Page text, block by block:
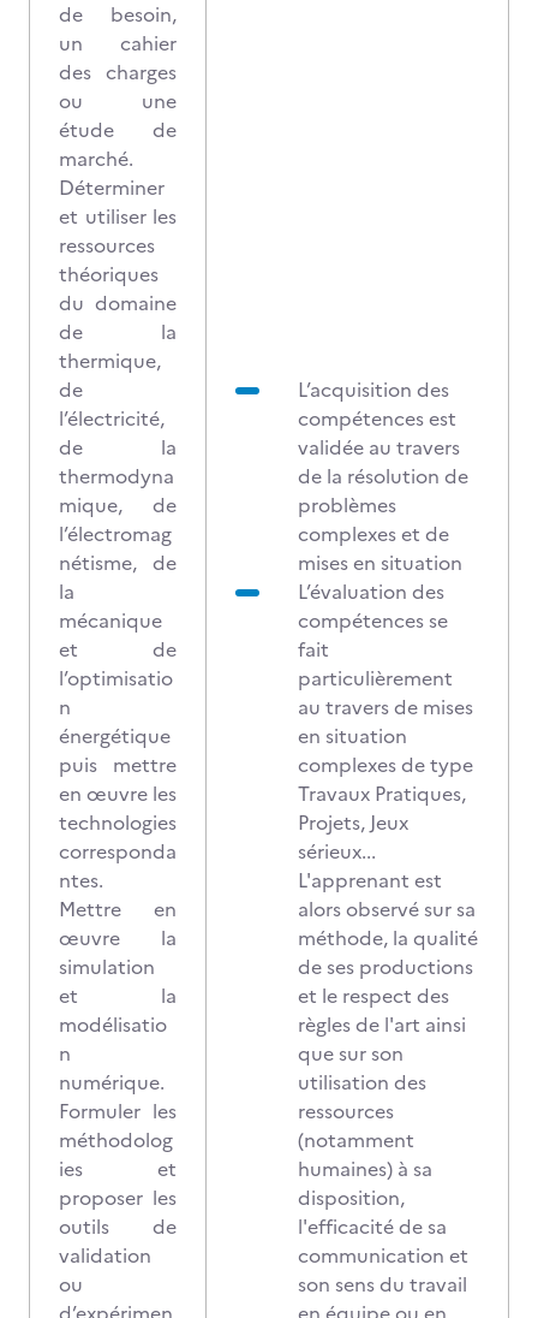
de besoin,
un cahier
des charges
ou une
étude de
marché.
Déterminer
et utiliser les
ressources
théoriques
du domaine
de la
thermique,
de
l’électricité,
de la
thermodyna
mique, de
l’électromag
nétisme, de
la
mécanique
et de
l’optimisatio
n
énergétique
puis mettre
en œuvre les
technologies
corresponda
ntes.
Mettre en
œuvre la
simulation
et la
modélisatio
n
numérique.
Formuler les
méthodolog
ies et
proposer les
outils de
validation
ou
L’acquisition des
compétences est
validée au travers
de la résolution de
problèmes
complexes et de
mises en situation
L’évaluation des
compétences se
fait
particulièrement
au travers de mises
en situation
complexes de type
Travaux Pratiques,
Projets, Jeux
sérieux...
L'apprenant est
alors observé sur sa
méthode, la qualité
de ses productions
et le respect des
règles de l'art ainsi
que sur son
utilisation des
ressources
(notamment
humaines) à sa
disposition,
l'efficacité de sa
communication et
son sens du travail